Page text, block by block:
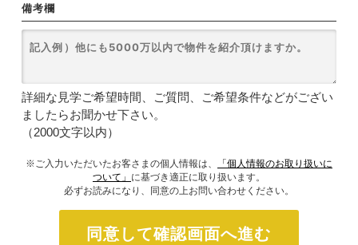
備考欄
詳細な見学ご希望時間、ご質問、ご希望条件などがござい
ましたらお聞かせ下さい。
（2000文字以内）
※ご入力いただいたお客さまの個人情報は、
「個人情報のお取り扱いに
ついて」 に基づき適正に取り扱います。
必ずお読みになり、同意の上お問い合わせください。
同意して確認画面へ進む